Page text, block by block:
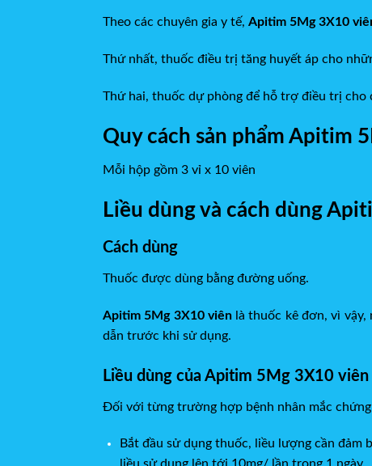
Theo các chuyên gia y tế, Apitim 5Mg 3X10
Thứ nhất, thuốc điều trị tăng huyết áp cho
Thứ hai, thuốc dự phòng để hỗ trợ điều trị cho
Quy cách sản phẩm Apitim
Mỗi hộp gồm 3 vỉ x 10 viên
Liều dùng và cách dùng
Cách dùng
Thuốc được dùng bằng đường uống.
Apitim 5Mg 3X10 viên là thuốc kê đơn, vì
dẫn trước khi sử dụng.
Liều dùng của Apitim 5Mg 3X10 viên
Đối với từng trường hợp bệnh nhân mắc
Bắt đầu sử dụng thuốc, liều lượng cần đảm